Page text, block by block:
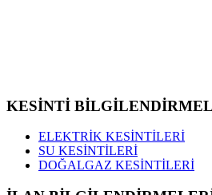
KESİNTİ
ELEKTRİK KESİNTİLERİ
SU KESİNTİLERİ
DOĞALGAZ KESİNTİLERİ